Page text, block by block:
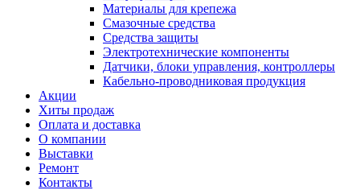
Материалы для крепежа
Смазочные средства
Средства защиты
Электротехнические компоненты
Датчики, блоки управления, контроллеры
Кабельно-проводниковая продукция
Акции
Хиты продаж
Оплата и доставка
О компании
Выставки
Ремонт
Контакты